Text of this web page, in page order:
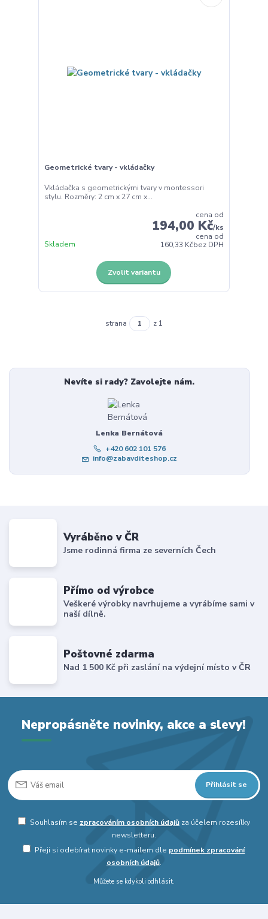
Geometrické tvary - vkládačky
Vkládačka s geometrickými tvary v montessori
stylu. Rozměry: 2 cm x 27 cm x...
cena od
194,00 Kč/ks
cena od
160,33 Kčbez DPH
Skladem
Zvolit variantu
strana z 1
Nevíte si rady? Zavolejte nám.
Lenka Bernátová
+420 602 101 576
info@zabavditeshop.cz
Vyráběno v ČR
Jsme rodinná firma ze severních Čech
Přímo od výrobce
Veškeré výrobky navrhujeme a vyrábíme sami v
naší dílně.
Poštovné zdarma
Nad 1 500 Kč při zaslání na výdejní místo v ČR
Nepropásněte novinky, akce a slevy!
Přihlásit se
Souhlasím se zpracováním osobních údajůza účelem rozesílky
newsletteru.
Přeji si odebírat novinky e-mailem dle podmínek zpracování
osobních údajů.
Můžete se kdykoli odhlásit.